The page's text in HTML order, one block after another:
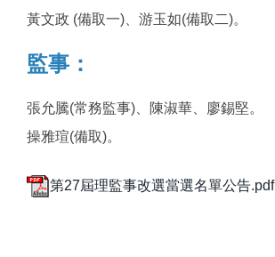
黃文政 (備取一)、游玉如(備取二)。
監事：
張允騰(常務監事)、陳淑華、廖錫堅。
操雅瑄(備取)。
第27屆理監事改選當選名單公告.pdf